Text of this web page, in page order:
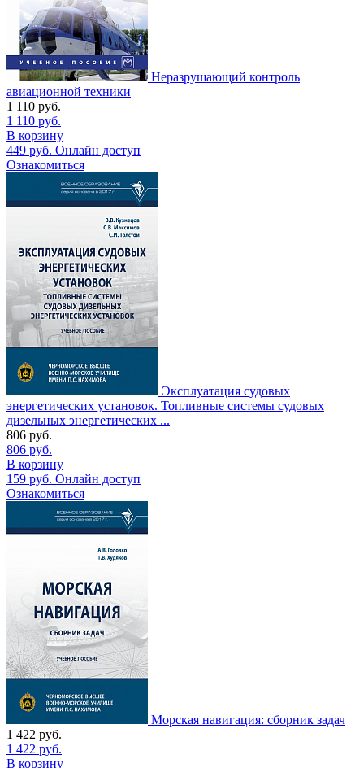
Неразрушающий контроль
авиационной техники
1 110 руб.
1 110 руб.
В корзину
449 руб. Онлайн доступ
Ознакомиться
Эксплуатация судовых
энергетических установок. Топливные системы судовых
дизельных энергетических ...
806 руб.
806 руб.
В корзину
159 руб. Онлайн доступ
Ознакомиться
Морская навигация: сборник задач
1 422 руб.
1 422 руб.
В корзину